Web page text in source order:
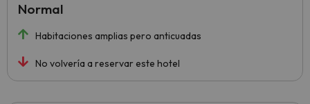
Habitaciones amplias pero anticuadas
No volvería a reservar este hotel
Normal